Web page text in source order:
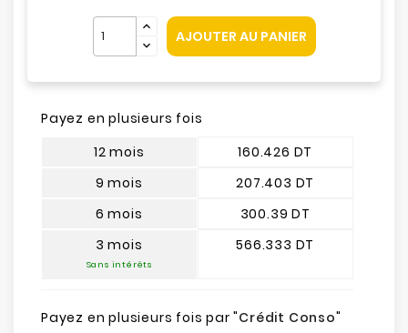
AJOUTER AU PANIER
Payez en plusieurs fois
12 mois
9 mois
6 mois
3 mois
Sans intérêts
160.426 DT
207.403 DT
300.39 DT
566.333 DT
Payez en plusieurs fois par "Crédit Conso"